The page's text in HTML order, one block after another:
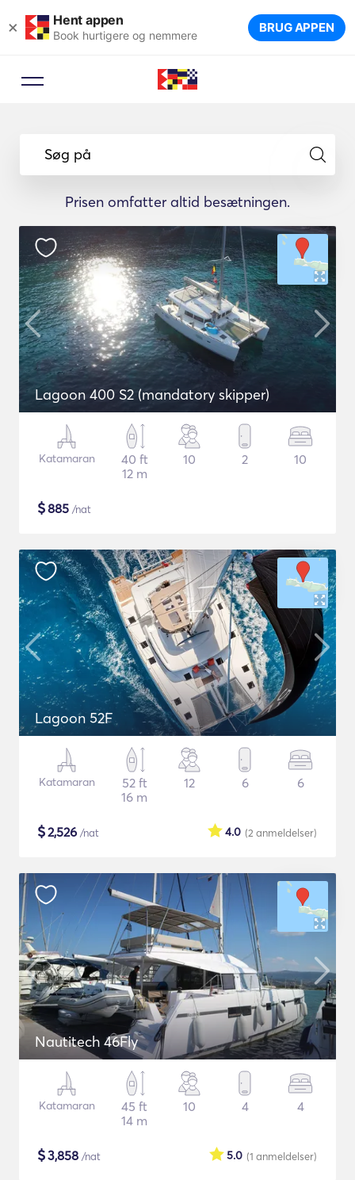
× Hent appen
Book hurtigere og nemmere BRUG APPEN
Søg på
Prisen omfatter altid besætningen.
Lagoon 400 S2 (mandatory skipper)
Katamaran
40 ft
12 m
10 2 10
$885 /nat
Lagoon 52F
Katamaran
52 ft
16 m
12 6 6
$2,526 /nat (2 anmeldelser)
4.0
Nautitech 46Fly
Katamaran
45 ft
14 m
10 4 4
$3,858 /nat (1 anmeldelser)
5.0